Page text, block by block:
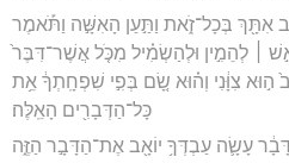
אִתָּ֖ךְ בְּכָל־זֹ֑את וַתַּ֣עַן הָאִשָּׁ֣ה וַתֹּ֡אמֶר
׀ לְהֵמִ֣ין וּלְהַשְׂמִ֗יל מִכֹּ֤ל אֲשֶׁר־דִּבֶּר֙
ה֣וּא צִוָּ֔נִי וְה֗וּא שָׂ֚ם בְּפִ֣י שִׁפְחָֽתְךָ֔ אֵ֥ת
כָּל־הַדְּבָרִ֖ים הָאֵֽלֶּה׃
עָשָׂ֛ה עַבְדְּךָ֥ יוֹאָ֖ב אֶת־הַדָּבָ֣ר הַזֶּ֑ה